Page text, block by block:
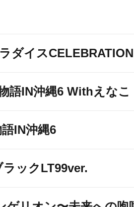
ダイスCELEBRATION
語IN沖縄6 Withえなこ
IN沖縄6
ックLT99ver.